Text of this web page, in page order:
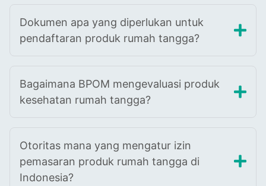
Dokumen apa yang diperlukan untuk
pendaftaran produk rumah tangga?
Bagaimana BPOM mengevaluasi produk
kesehatan rumah tangga?
Otoritas mana yang mengatur izin
pemasaran produk rumah tangga di
Indonesia?